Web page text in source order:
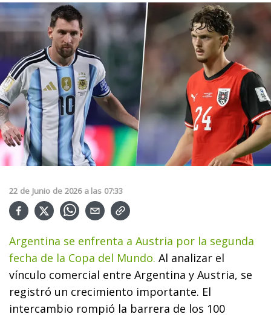
22 de Junio de 2026 a las 07:33
Argentina se enfrenta a Austria por la segunda
fecha de la Copa del Mundo. Al analizar el
vínculo comercial entre Argentina y Austria, se
registró un crecimiento importante. El
intercambio rompió la barrera de los 100